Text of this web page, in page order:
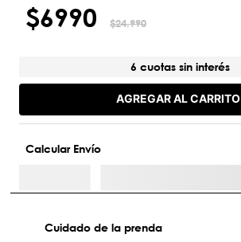
$6990 $24.990
6 cuotas sin interés
AGREGAR AL CARRITO
Calcular Envío
Cuidado de la prenda